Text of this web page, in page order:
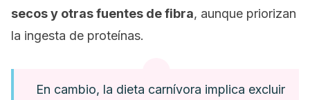
secos y otras fuentes de fibra, aunque priorizan
la ingesta de proteínas.
En cambio, la dieta carnívora implica excluir